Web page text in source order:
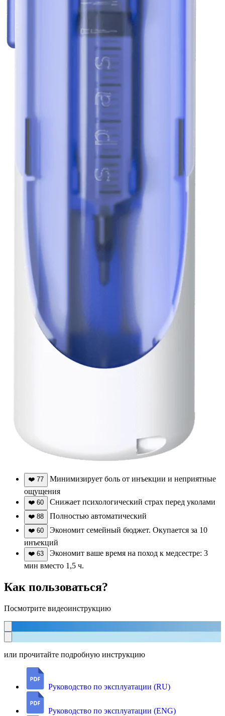
❤️ 77
Минимизирует боль от инъекции и неприятные
ощущения
❤️ 60 Снижает психологический страх перед уколами
❤️ 88 Полностью автоматический
❤️ 60
Экономит семейный бюджет. Окупается за 10
инъекций
❤️ 63
Экономит ваше время на поход к медсестре: 3
мин вместо 1,5 ч.
Как пользоваться?
Посмотрите видеоинструкцию
или прочитайте подробную инструкцию
Руководство по эксплуатации (RU)
Руководство по эксплуатации (ENG)